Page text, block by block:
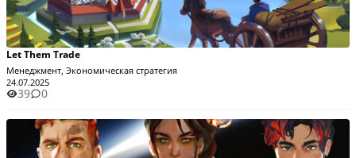
Let Them Trade
Менеджмент, Экономическая стратегия
24.07.2025
39 0